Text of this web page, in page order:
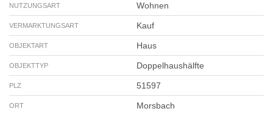
NUTZUNGSART Wohnen
VERMARKTUNGSART Kauf
OBJEKTART Haus
OBJEKTTYP Doppelhaushälfte
PLZ 51597
ORT Morsbach